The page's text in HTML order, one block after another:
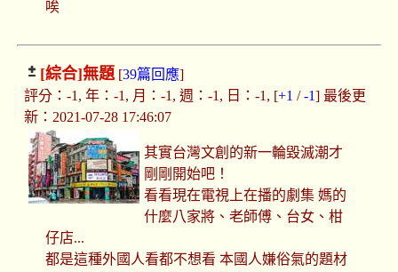
唉
[綜合]無題[39篇回應]
評分：-1, 年：-1, 月：-1, 週：-1, 日：-1, [+1 /-1] 最後更
新：2021-07-28 17:46:07
其實台灣文創的新一輪毀滅潮才
剛剛開始吧！
看看現在電視上在播的劇集 媽的
什麼八家將、老師傅、台女、柑
仔店...
都是這種外國人看都不想看 本國人嫌俗氣的題材